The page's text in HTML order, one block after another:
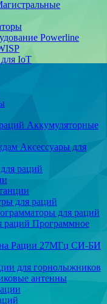
Powerline
IoT
Аккумуляторные
Аксессуары для
раций
для раций
для раций
Программное
Рации 27МГц СИ-БИ
для горнолыжников
антенны